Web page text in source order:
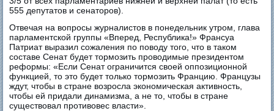
555 депутатов и сенаторов).
Отвечая на вопросы журналистов в понедельник утром, глава
парламентской группы «Вперед, Республика!» Франсуа
Патриат выразил сожаления по поводу того, что в таком
составе Сенат будет тормозить проводимые президентом
реформы: «Если Сенат ограничится своей оппозиционной
функцией, то это будет только тормозить Францию. Французы
ждут, чтобы в стране возросла экономическая активность,
чтобы ей придали динамизма, а не то, чтобы в стране
существовал противовес власти».